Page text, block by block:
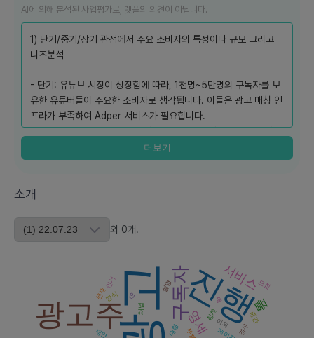
AI에 의해 분석된 사업평가로, 렛플의 의견이 아닙니다.
1) 단기/중기/장기 관점에서 주요 소비자의 특성이나 규모 그리고
니즈분석
- 단기: 유튜브 시장이 성장함에 따라, 1천명~5만명의 구독자를 보
유한 유튜버들이 주요한 소비자로 생각됩니다. 이들은 광고 매칭 인
프라가 부족하여 Adper 서비스가 필요합니다.
- 중기: 유튜브 시장의 성장과 더불어, 5만명 이상의 구독자를 가진
유튜버와 MCN에 속하지 않은 유튜버들까지 서비스의 대상이 될
수 있습니다.
언서들 또한 이 서비스를 필요로 할 것입니다.
2) 현재 시장성과 향후 3년간 시장 추세와 그 이유, 그리고 예상 경
쟁업체와 서비스에 대한 구체적인 설명
- 현재 유튜브 광고 시장은 꾸준히 성장하는 추세에 있습니다. 유튜
브 구독자 수가 늘어나면서 광고주와 유튜버 간의 매칭 플랫폼이 필
- 하지만 대형 유튜버들이 대부분의 광고를 차지하고 있어, 영세 유
튜버들에게는 충분한 기회가 주어지지 않습니다.
더보기
소개
외 0개.
광고진행
광고주 구독자
영세
플
서비스
대형
채널 정체
택
방식
부분
문제
설명
제안
이외
중간
경우
모집
인
언서
페이지